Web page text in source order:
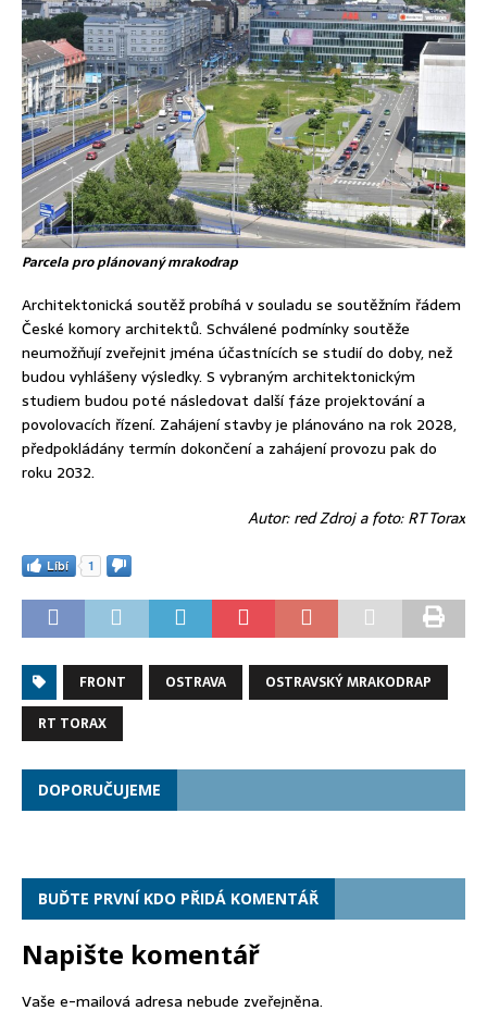
Parcela pro plánovaný mrakodrap
Architektonická soutěž probíhá v souladu se soutěžním řádem
České komory architektů. Schválené podmínky soutěže
neumožňují zveřejnit jména účastnících se studií do doby, než
budou vyhlášeny výsledky. S vybraným architektonickým
studiem budou poté následovat další fáze projektování a
povolovacích řízení. Zahájení stavby je plánováno na rok 2028,
předpokládány termín dokončení a zahájení provozu pak do
roku 2032.
Autor: red Zdroj a foto: RT Torax
Líbí 1
FRONT OSTRAVA
OSTRAVSKÝ MRAKODRAP
RT TORAX
DOPORUČUJEME
BUĎTE PRVNÍ KDO PŘIDÁ KOMENTÁŘ
Napište komentář
Vaše e-mailová adresa nebude zveřejněna.